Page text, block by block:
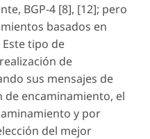
BGP-4 [8], [12]; pero
basados en
tipo de
de
sus mensajes de
encaminamiento, el
y por
del mejor